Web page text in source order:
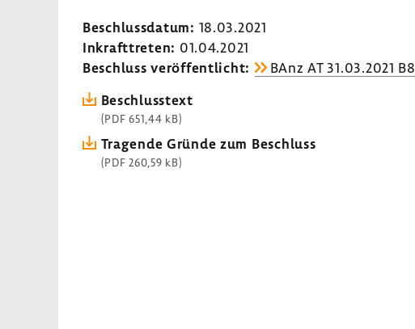
Beschluss­datum: 18.03.2021
Inkraft­treten: 01.04.2021
Beschluss veröf­fent­licht:
BAnz AT 31.03.2021 B8
Beschluss­text
(PDF 651,44 kB)
Tragende Gründe zum Beschluss
(PDF 260,59 kB)